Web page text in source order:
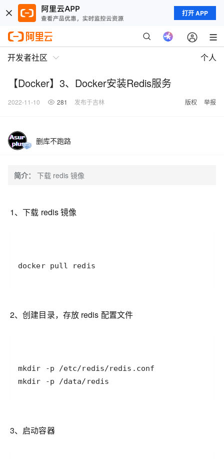
打开 APP
开发者社区 个人
【Docker】3、Docker安装Redis服务
2022-11-10 281 发布于吉林 版权 举报
删库不跑路
简介： 下载 redis 镜像
1、下载 redis 镜像
docker pull redis
2、创建目录，存放 redis 配置文件
mkdir -p /data/redis
3、启动容器